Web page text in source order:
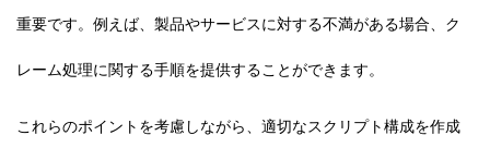
重要です。例えば、製品やサービスに対する不満がある場合、ク
レーム処理に関する手順を提供することができます。
これらのポイントを考慮しながら、適切なスクリプト構成を作成